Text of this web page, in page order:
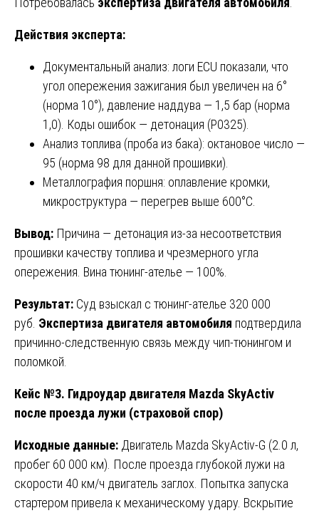
Действия эксперта:
Документальный анализ: логи ECU показали, что
угол опережения зажигания был увеличен на 6°
(норма 10°), давление наддува — 1,5 бар (норма
1,0). Коды ошибок — детонация (P0325).
Анализ топлива (проба из бака): октановое число —
95 (норма 98 для данной прошивки).
Металлография поршня: оплавление кромки,
микроструктура — перегрев выше 600°C.
Вывод: Причина — детонация из-за несоответствия
прошивки качеству топлива и чрезмерного угла
опережения. Вина тюнинг-ателье — 100%.
Результат: Суд взыскал с тюнинг-ателье 320 000
руб. Экспертиза двигателя автомобиля подтвердила
причинно-следственную связь между чип-тюнингом и
поломкой.
Кейс №3. Гидроудар двигателя Mazda SkyActiv
после проезда лужи (страховой спор)
Исходные данные: Двигатель Mazda SkyActiv-G (2.0 л,
пробег 60 000 км). После проезда глубокой лужи на
скорости 40 км/ч двигатель заглох. Попытка запуска
стартером привела к механическому удару. Вскрытие